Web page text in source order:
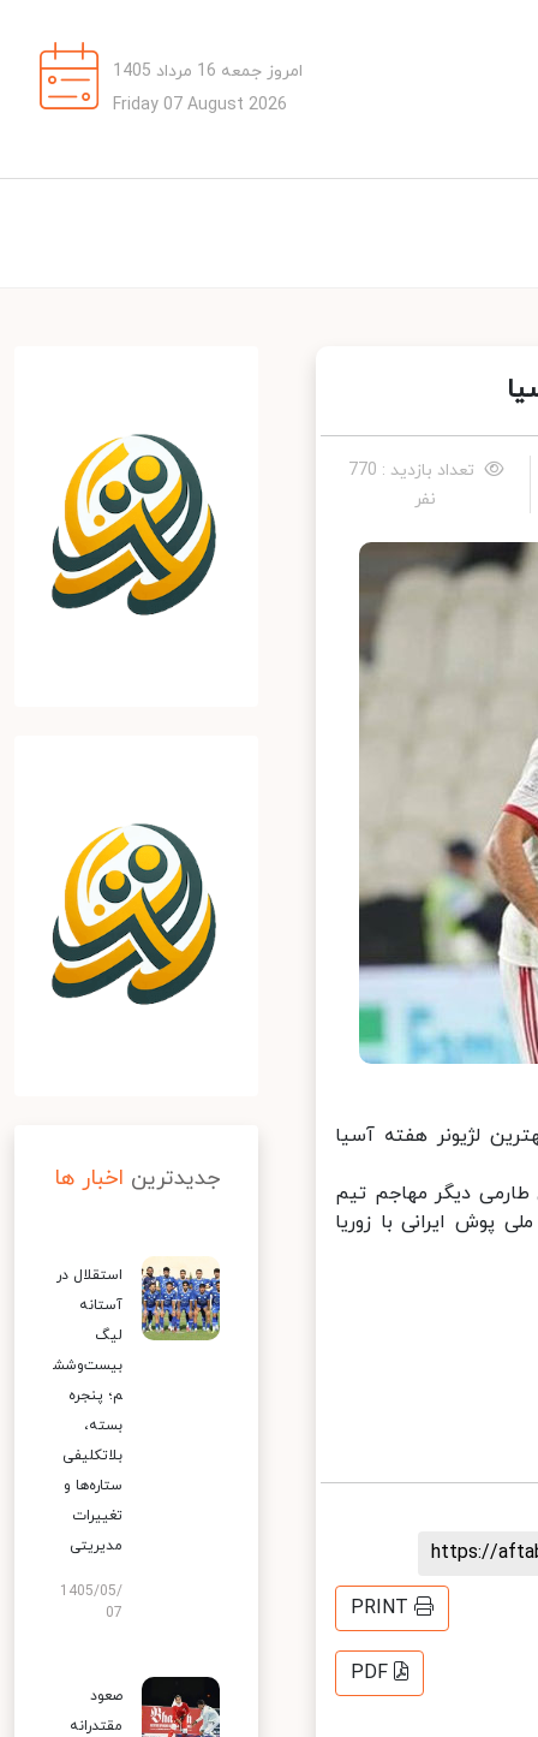
امروز جمعه 16 مرداد 1405
Friday 07 August 2026
تعداد بازدید : 770
نفر
لژیونر هفته آسیا
دیگر مهاجم تیم
ایرانی با زوریا
https://
PRINT
PDF
جدیدترین اخبار ها
استقلال در
آستانه
لیگ
بیست‌وشش
م؛ پنجره
بسته،
بلاتکلیفی
ستاره‌ها و
تغییرات
مدیریتی
1405/05/
07
صعود
مقتدرانه